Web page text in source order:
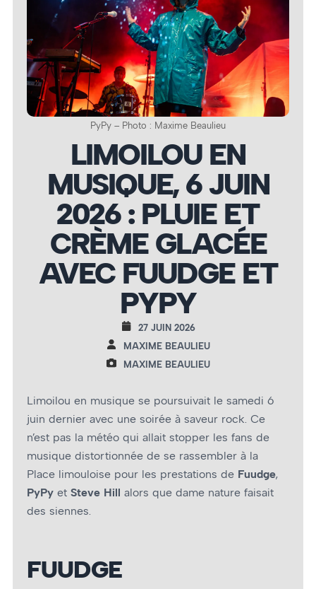
PyPy – Photo : Maxime Beaulieu
LIMOILOU EN
MUSIQUE, 6 JUIN
2026 : PLUIE ET
CRÈME GLACÉE
AVEC FUUDGE ET
PYPY
27 JUIN 2026
MAXIME BEAULIEU
MAXIME BEAULIEU
Limoilou en musique se poursuivait le samedi 6
juin dernier avec une soirée à saveur rock. Ce
n’est pas la météo qui allait stopper les fans de
musique distortionnée de se rassembler à la
Place limouloise pour les prestations de Fuudge,
PyPy et Steve Hill alors que dame nature faisait
des siennes.
FUUDGE